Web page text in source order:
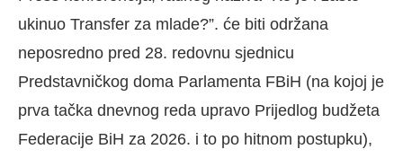
ukinuo Transfer za mlade?”. će biti održana
neposredno pred 28. redovnu sjednicu
Predstavničkog doma Parlamenta FBiH (na kojoj je
prva tačka dnevnog reda upravo Prijedlog budžeta
Federacije BiH za 2026. i to po hitnom postupku),